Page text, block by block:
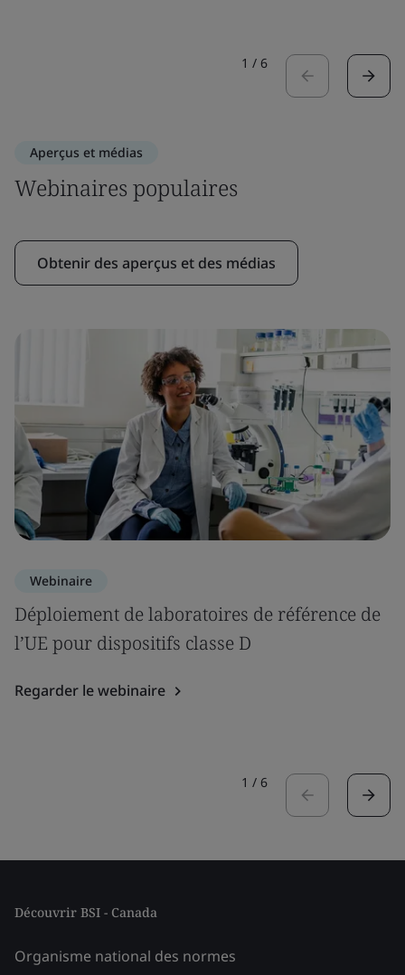
1 / 6
Aperçus et médias
Webinaires populaires
Obtenir des aperçus et des médias
Webinaire
Déploiement de laboratoires de référence de
l’UE pour dispositifs classe D
Regarder le webinaire
1 / 6
Découvrir BSI - Canada
Organisme national des normes